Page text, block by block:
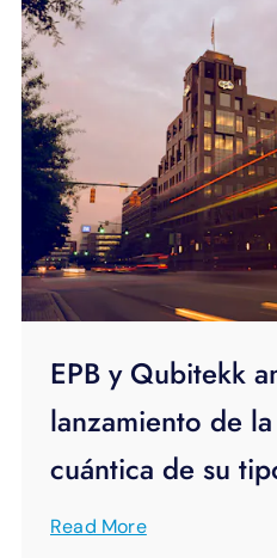
EPB y Qubitekk
lanzamiento de
cuántica de su
Read More